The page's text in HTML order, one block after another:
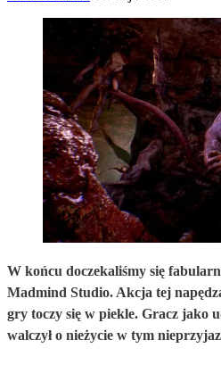
W końcu doczekaliśmy się
Madmind Studio. Akcja tej
gry toczy się w piekle. Gracz jako
walczył o nieżycie w tym